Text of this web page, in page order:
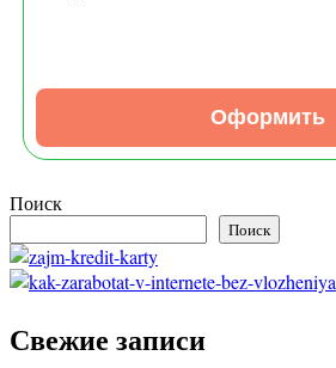
Оформить
Поиск
Поиск
Свежие записи